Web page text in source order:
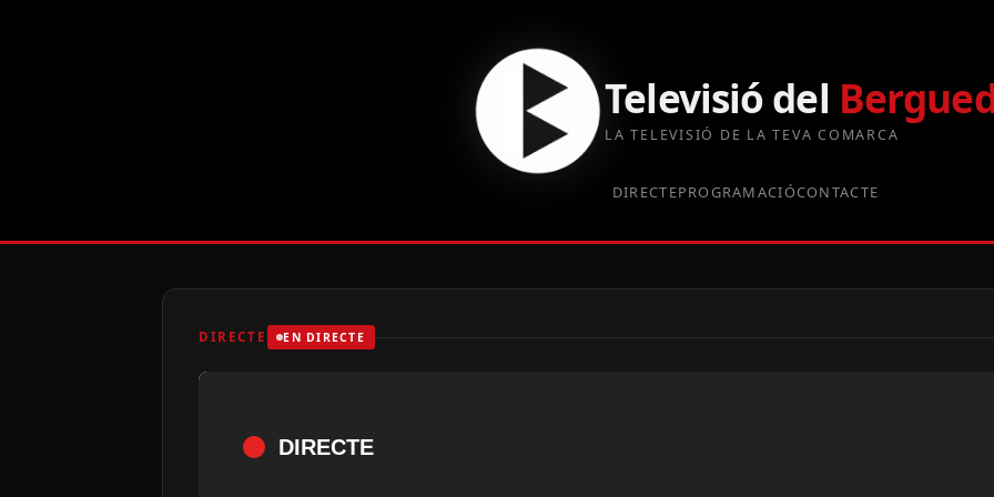
Televisió del
LA TELEVISIÓ DE LA TEVA COMARCA
DIRECTEPROGRAMACIÓCONTACTE
DIRECTE EN DIRECTE
DIRECTE